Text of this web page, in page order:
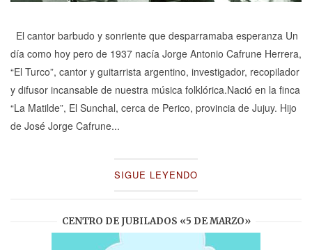
El cantor barbudo y sonriente que desparramaba esperanza Un
día como hoy pero de 1937 nacía Jorge Antonio Cafrune Herrera,
“El Turco”, cantor y guitarrista argentino, investigador, recopilador
y difusor incansable de nuestra música folklórica.Nació en la finca
“La Matilde”, El Sunchal, cerca de Perico, provincia de Jujuy. Hijo
de José Jorge Cafrune...
SIGUE LEYENDO
CENTRO DE JUBILADOS «5 DE MARZO»